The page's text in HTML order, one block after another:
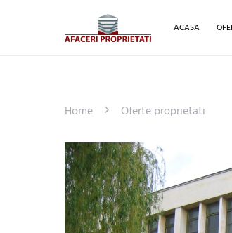
ACASA
Home Oferte proprietati